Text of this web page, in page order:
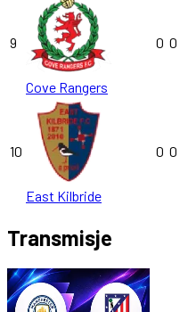
9
Cove Rangers
0 0
10
East Kilbride
0 0
Transmisje